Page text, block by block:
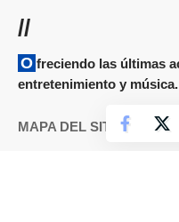
//
Ofreciendo las últimas actualizaciones y noticias sobre
entretenimiento y música.
MAPA DEL SITIO